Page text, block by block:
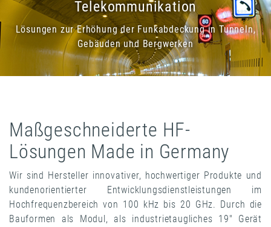
Telekommunikation
Lösungen zur Erhöhung der Funkabdeckung in Tunneln,
Gebäuden und Bergwerken
Maßgeschneiderte HF-
Lösungen Made in Germany
Wir sind Hersteller innovativer, hochwertiger Produkte und
kundenorientierter Entwicklungsdienstleistungen im
Hochfrequenzbereich von 100 kHz bis 20 GHz. Durch die
Bauformen als Modul, als industrietaugliches 19" Gerät